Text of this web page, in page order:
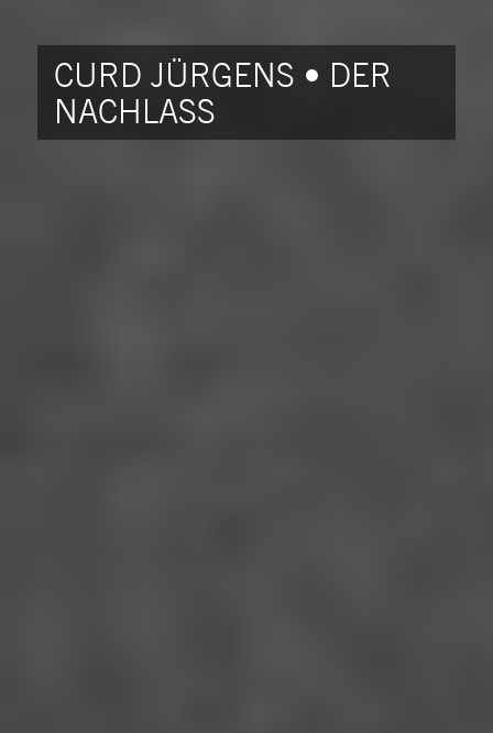
CURD JÜRGENS • DER
NACHLASS